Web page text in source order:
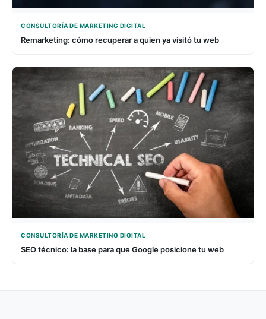
CONSULTORÍA DE MARKETING DIGITAL
Remarketing: cómo recuperar a quien ya visitó tu web
CONSULTORÍA DE MARKETING DIGITAL
SEO técnico: la base para que Google posicione tu web